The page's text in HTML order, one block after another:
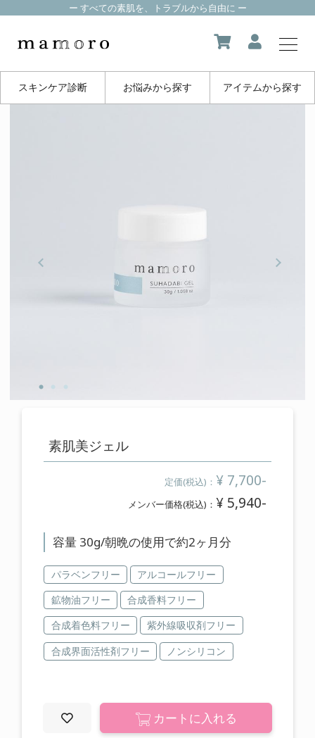
ー すべての素肌を、トラブルから自由に ー
スキンケア診断 お悩みから探す アイテムから探す
製品一覧
salon
メンバー登録案内
ご使用上の注意
プライバシーポリシー
素肌美ジェル
定価(税込)： ¥ 7,700-
メンバー価格(税込)： ¥ 5,940-
容量 30g/朝晩の使用で約2ヶ月分
パラベンフリー
アルコールフリー
鉱物油フリー
合成香料フリー
合成着色料フリー
紫外線吸収剤フリー
合成界面活性剤フリー
ノンシリコン
カートに入れる